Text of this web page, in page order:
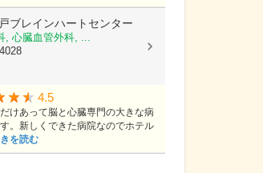
ブレインハートセンター
, 心臓血管外科, ...
4.5
けあって脳と心臓専門の大きな病
。新しくできた病院なのでホテル
を読む